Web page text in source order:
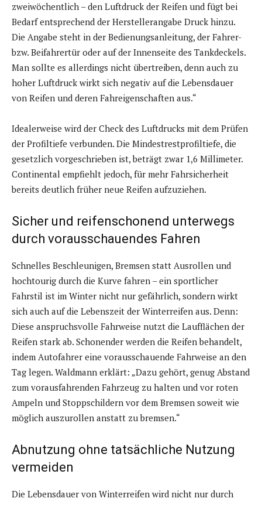
zweiwöchentlich – den Luftdruck der Reifen und fügt bei
Bedarf entsprechend der Herstellerangabe Druck hinzu.
Die Angabe steht in der Bedienungsanleitung, der Fahrer-
bzw. Beifahrertür oder auf der Innenseite des Tankdeckels.
Man sollte es allerdings nicht übertreiben, denn auch zu
hoher Luftdruck wirkt sich negativ auf die Lebensdauer
von Reifen und deren Fahreigenschaften aus.“
Idealerweise wird der Check des Luftdrucks mit dem Prüfen
der Profiltiefe verbunden. Die Mindestrestprofiltiefe, die
gesetzlich vorgeschrieben ist, beträgt zwar 1,6 Millimeter.
Continental empfiehlt jedoch, für mehr Fahrsicherheit
bereits deutlich früher neue Reifen aufzuziehen.
Sicher und reifenschonend unterwegs
durch vorausschauendes Fahren
Schnelles Beschleunigen, Bremsen statt Ausrollen und
hochtourig durch die Kurve fahren – ein sportlicher
Fahrstil ist im Winter nicht nur gefährlich, sondern wirkt
sich auch auf die Lebenszeit der Winterreifen aus. Denn:
Diese anspruchsvolle Fahrweise nutzt die Laufflächen der
Reifen stark ab. Schonender werden die Reifen behandelt,
indem Autofahrer eine vorausschauende Fahrweise an den
Tag legen. Waldmann erklärt: „Dazu gehört, genug Abstand
zum vorausfahrenden Fahrzeug zu halten und vor roten
Ampeln und Stoppschildern vor dem Bremsen soweit wie
möglich auszurollen anstatt zu bremsen.“
Abnutzung ohne tatsächliche Nutzung
vermeiden
Die Lebensdauer von Winterreifen wird nicht nur durch